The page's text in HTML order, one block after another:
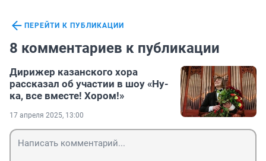
ПЕРЕЙТИ К ПУБЛИКАЦИИ
8 комментариев к публикации
Дирижер казанского хора
рассказал об участии в шоу «Ну-
ка, все вместе! Хором!»
17 апреля 2025, 13:00